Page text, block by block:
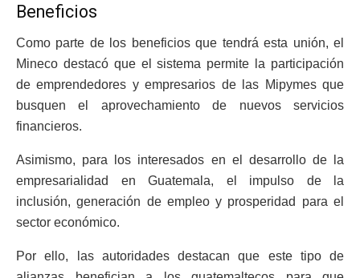
Beneficios
Como parte de los beneficios que tendrá esta unión, el
Mineco destacó que el sistema permite la participación
de emprendedores y empresarios de las Mipymes que
busquen el aprovechamiento de nuevos servicios
financieros.
Asimismo, para los interesados en el desarrollo de la
empresarialidad en Guatemala, el impulso de la
inclusión, generación de empleo y prosperidad para el
sector económico.
Por ello, las autoridades destacan que este tipo de